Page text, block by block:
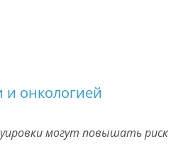
и онкологией
могут повышать риск